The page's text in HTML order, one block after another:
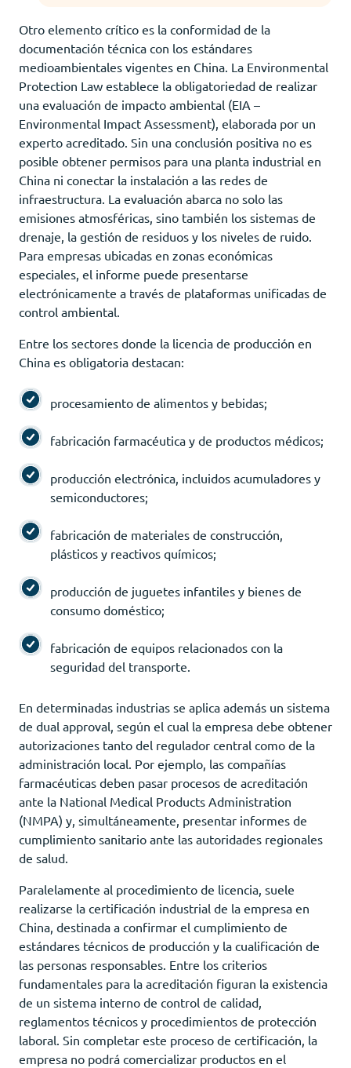
Otro elemento crítico es la conformidad de la
documentación técnica con los estándares
medioambientales vigentes en China. La Environmental
Protection Law establece la obligatoriedad de realizar
una evaluación de impacto ambiental (EIA –
Environmental Impact Assessment), elaborada por un
experto acreditado. Sin una conclusión positiva no es
posible obtener permisos para una planta industrial en
China ni conectar la instalación a las redes de
infraestructura. La evaluación abarca no solo las
emisiones atmosféricas, sino también los sistemas de
drenaje, la gestión de residuos y los niveles de ruido.
Para empresas ubicadas en zonas económicas
especiales, el informe puede presentarse
electrónicamente a través de plataformas unificadas de
control ambiental.
Entre los sectores donde la licencia de producción en
China es obligatoria destacan:
procesamiento de alimentos y bebidas;
fabricación farmacéutica y de productos médicos;
producción electrónica, incluidos acumuladores y
semiconductores;
fabricación de materiales de construcción,
plásticos y reactivos químicos;
producción de juguetes infantiles y bienes de
consumo doméstico;
fabricación de equipos relacionados con la
seguridad del transporte.
En determinadas industrias se aplica además un sistema
de dual approval, según el cual la empresa debe obtener
autorizaciones tanto del regulador central como de la
administración local. Por ejemplo, las compañías
farmacéuticas deben pasar procesos de acreditación
ante la National Medical Products Administration
(NMPA) y, simultáneamente, presentar informes de
cumplimiento sanitario ante las autoridades regionales
de salud.
Paralelamente al procedimiento de licencia, suele
realizarse la certificación industrial de la empresa en
China, destinada a confirmar el cumplimiento de
estándares técnicos de producción y la cualificación de
las personas responsables. Entre los criterios
fundamentales para la acreditación figuran la existencia
de un sistema interno de control de calidad,
reglamentos técnicos y procedimientos de protección
laboral. Sin completar este proceso de certificación, la
empresa no podrá comercializar productos en el